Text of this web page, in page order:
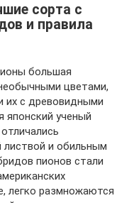
сорта с
и правила
большая
цветами,
их с древовидными
японский ученый
листвой и обильным
пионов стали
легко размножаются